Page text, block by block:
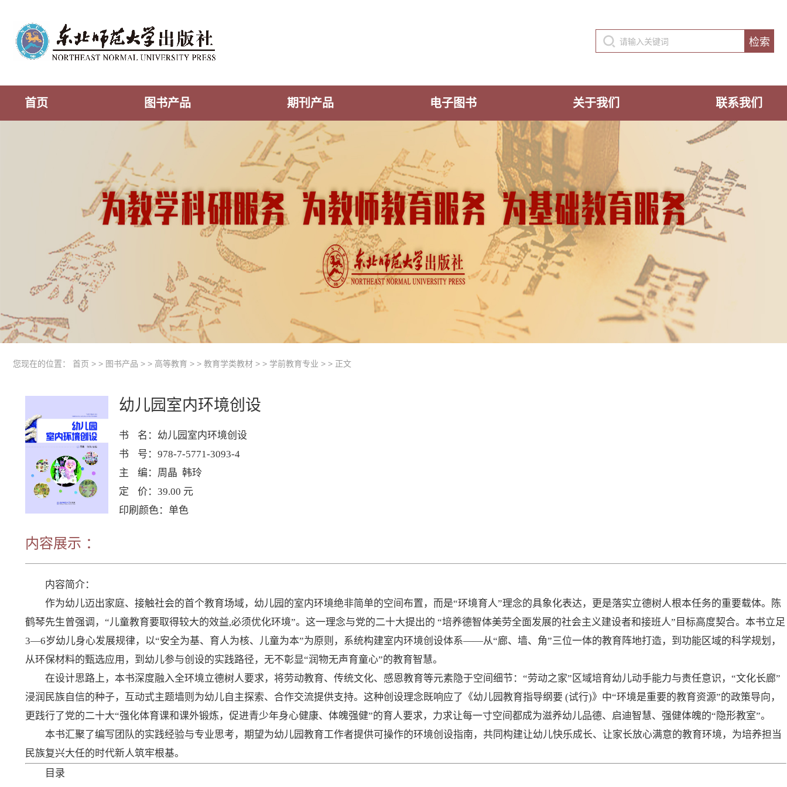
首页 图书产品 期刊产品 电子图书 关于我们 联系我们
您现在的位置： 首页 > > 图书产品 > > 高等教育 > > 教育学类教材 > > 学前教育专业 > > 正文
幼儿园室内环境创设
书	名：幼儿园室内环境创设
书	号：978-7-5771-3093-4
主	编：周晶  韩玲
定	价：39.00 元
印刷颜色：单色
内容展示 ：
内容简介：
作为幼儿迈出家庭、接触社会的首个教育场域，幼儿园的室内环境绝非简单的空间布置，而是“环境育人”理念的具象化表达，更是落实立德树人根本任务的重要载体。陈
鹤琴先生曾强调，“儿童教育要取得较大的效益,必须优化环境”。这一理念与党的二十大提出的 “培养德智体美劳全面发展的社会主义建设者和接班人”目标高度契合。本书立足
3—6岁幼儿身心发展规律，以“安全为基、育人为核、儿童为本”为原则，系统构建室内环境创设体系——从“廊、墙、角”三位一体的教育阵地打造，到功能区域的科学规划，
从环保材料的甄选应用，到幼儿参与创设的实践路径，无不彰显“润物无声育童心”的教育智慧。
在设计思路上，本书深度融入全环境立德树人要求，将劳动教育、传统文化、感恩教育等元素隐于空间细节：“劳动之家”区域培育幼儿动手能力与责任意识，“文化长廊”
浸润民族自信的种子，互动式主题墙则为幼儿自主探索、合作交流提供支持。这种创设理念既响应了《幼儿园教育指导纲要 (试行)》中“环境是重要的教育资源”的政策导向，
更践行了党的二十大“强化体育课和课外锻炼，促进青少年身心健康、体魄强健”的育人要求，力求让每一寸空间都成为滋养幼儿品德、启迪智慧、强健体魄的“隐形教室”。
本书汇聚了编写团队的实践经验与专业思考，期望为幼儿园教育工作者提供可操作的环境创设指南，共同构建让幼儿快乐成长、让家长放心满意的教育环境，为培养担当
民族复兴大任的时代新人筑牢根基。
目录